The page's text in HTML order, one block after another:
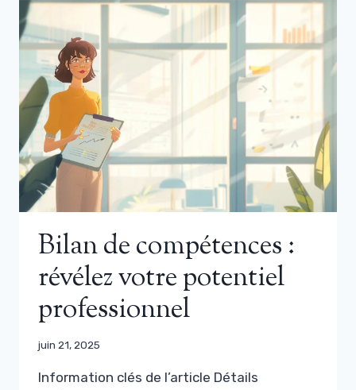
Bilan de compétences :
révélez votre potentiel
professionnel
juin 21, 2025
Information clés de l’article Détails